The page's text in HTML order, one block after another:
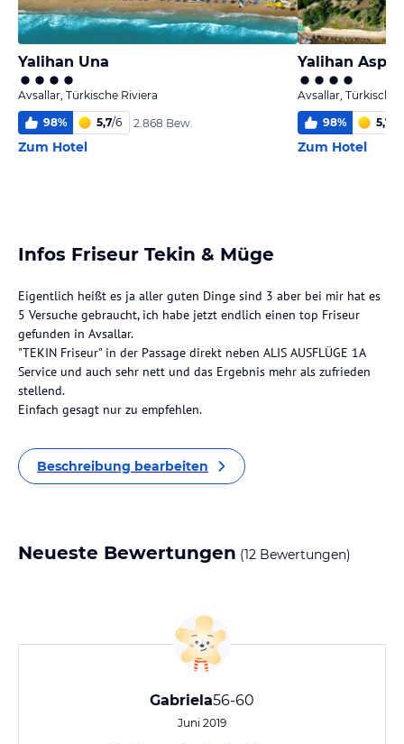
Yalihan Una
Avsallar, Türkische Riviera
98% 5,7/6 2.868 Bew.
Zum Hotel
Yalihan
Avsallar, Türkische
98% 5,7
Zum Hotel
Infos Friseur Tekin & Müge
Eigentlich heißt es ja aller guten Dinge sind 3 aber bei mir hat es
5 Versuche gebraucht, ich habe jetzt endlich einen top Friseur
gefunden in Avsallar.
"TEKIN Friseur" in der Passage direkt neben ALIS AUSFLÜGE 1A
Service und auch sehr nett und das Ergebnis mehr als zufrieden
stellend.
Einfach gesagt nur zu empfehlen.
Beschreibung bearbeiten
Neueste Bewertungen (12 Bewertungen)
Gabriela56-60
Juni 2019